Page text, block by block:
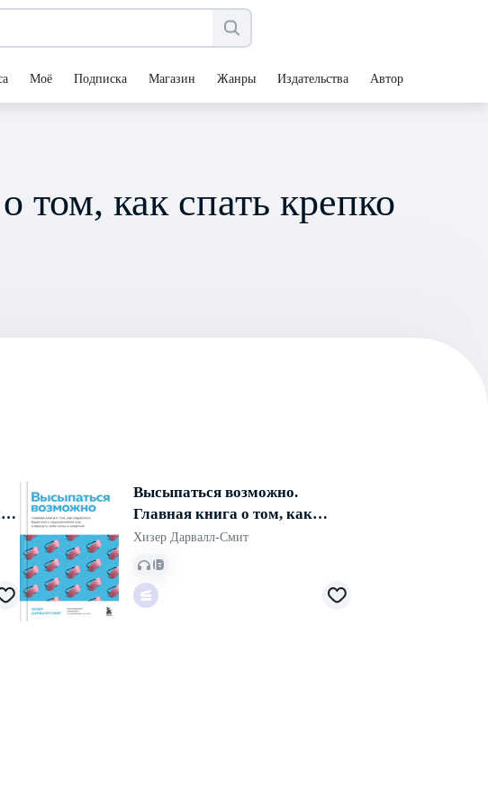
Моё Подписка Магазин Жанры Издательства Авторы
как спать крепко
Высыпаться возможно.
Главная книга о том, как
перестать бороться с
нарушениями сна и вернуть
себе силы и энергию
Хизер Дарвалл-Смит